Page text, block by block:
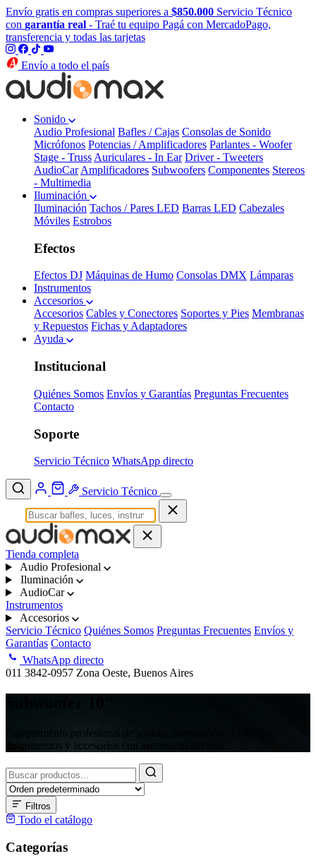
Envío gratis en compras superiores a $850.000 Servicio Técnico
con garantía real - Traé tu equipo Pagá con MercadoPago,
transferencia y todas las tarjetas
Envío a todo el país
Sonido
Audio Profesional Bafles / Cajas Consolas de Sonido
Micrófonos Potencias / Amplificadores Parlantes - Woofer
Stage - Truss Auriculares - In Ear Driver - Tweeters
AudioCar Amplificadores Subwoofers Componentes Stereos
- Multimedia
Iluminación
Iluminación Tachos / Pares LED Barras LED Cabezales
Móviles Estrobos
Efectos
Efectos DJ Máquinas de Humo Consolas DMX Lámparas
Instrumentos
Accesorios
Accesorios Cables y Conectores Soportes y Pies Membranas
y Repuestos Fichas y Adaptadores
Ayuda
Institucional
Quiénes Somos Envíos y Garantías Preguntas Frecuentes
Contacto
Soporte
Servicio Técnico WhatsApp directo
Servicio Técnico
Tienda completa
Audio Profesional
Iluminación
AudioCar
Instrumentos
Accesorios
Servicio Técnico Quiénes Somos Preguntas Frecuentes Envíos y
Garantías Contacto
WhatsApp directo
011 3842-0957 Zona Oeste, Buenos Aires
Equipamiento profesional de sonido, iluminación, AudioCar,
instrumentos y accesorios con asesoramiento real.
Buscar
productos
Filtros
Todo el catálogo
Categorías